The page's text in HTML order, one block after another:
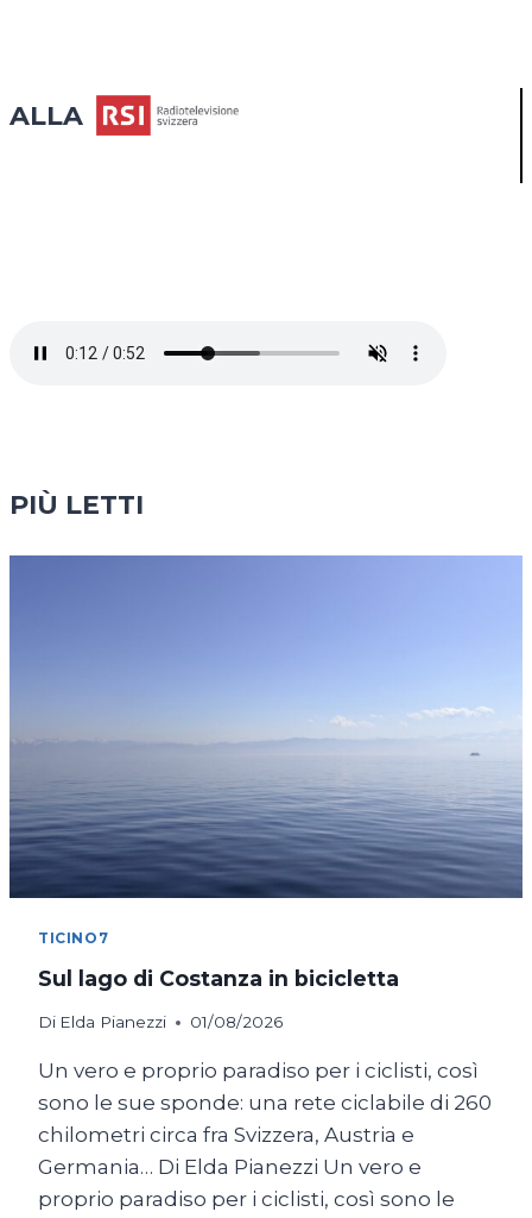
ALLA
PIÙ LETTI
TICINO7
Sul lago di Costanza in bicicletta
Di Elda Pianezzi 01/08/2026
Un vero e proprio paradiso per i ciclisti, così
sono le sue sponde: una rete ciclabile di 260
chilometri circa fra Svizzera, Austria e
Germania… Di Elda Pianezzi Un vero e
proprio paradiso per i ciclisti, così sono le